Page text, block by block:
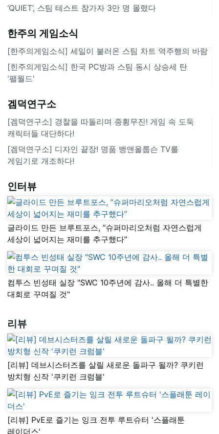
‘QUIET’, 스팀 테스트 참가자 3만 명 몰렸다
한주의 게임소식
[한주의게임소식] 세일이 불러온 스팀 차트 역주행의 바람
[힌주의게임소식] 한국 PC방과 스팀 동시 상승세 탄
'팰월드'
겜덕연구소
[겜덕연구소] 경찰을 따돌리며 종횡무진! 게임 속 도둑
캐릭터들 대단하다!
[겜덕연구소] 디자인 끝장! 명품 뱅앤올룹슨 TV를
게임기로 개조하다!
인터뷰
글라이드 만든 브루트포스, “슈퍼마리오처럼 자연스럽게
세상이 넓어지는 재미를 추구했다”
컴투스 빈성태 실장 "SWC 10주년에 감사.. 올해 더 특별한
대회로 꾸며질 것"
리뷰
[리뷰] 데브시스터즈를 살릴 새로운 돌파구 될까? 쿠키런
방치형 신작 '쿠키런 크럼블'
[리뷰] PvE로 즐기는 잉크 전투 루트슈터 '스플래툰
레이더스'